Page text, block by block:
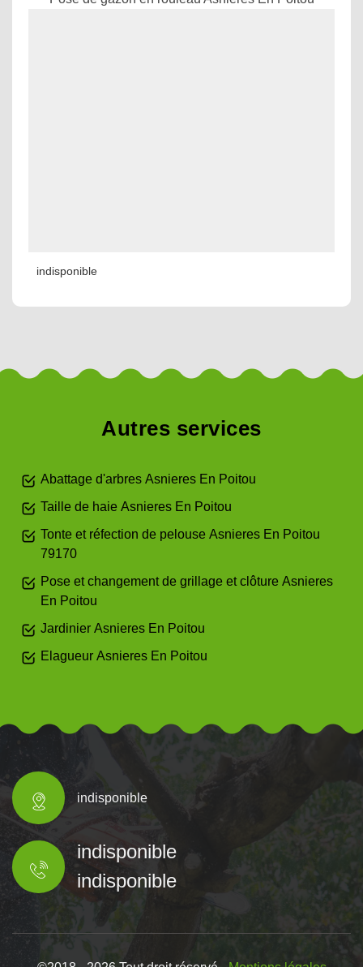
indisponible
Autres services
Abattage d'arbres Asnieres En Poitou
Taille de haie Asnieres En Poitou
Tonte et réfection de pelouse Asnieres En Poitou
79170
Pose et changement de grillage et clôture Asnieres
En Poitou
Jardinier Asnieres En Poitou
Elagueur Asnieres En Poitou
indisponible
indisponible
indisponible